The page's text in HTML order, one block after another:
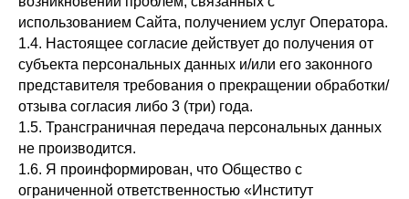
использованием Сайта, получением услуг Оператора.
1.4. Настоящее согласие действует до получения от
субъекта персональных данных и/или его законного
представителя требования о прекращении обработки/
отзыва согласия либо 3 (три) года.
1.5. Трансграничная передача персональных данных
не производится.
1.6. Я проинформирован, что Общество с
ограниченной ответственностью «Институт